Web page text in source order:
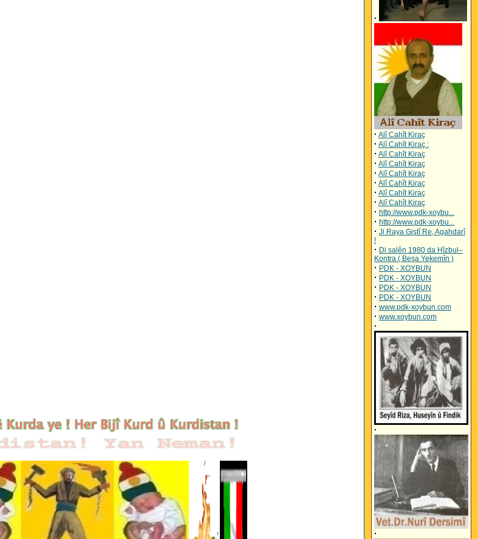
·
· Alî Cahît Kiraç
· Alî Cahît Kiraç :
· Alî Cahît Kiraç
· Alî Cahît Kiraç
· Alî Cahît Kiraç
· Alî Cahît Kiraç
· Alî Cahît Kiraç
· Alî Cahît Kiraç
· http://www.pdk-xoybu...
· http://www.pdk-xoybu...
· Ji Raya Giştî Re, Agahdarî
!
· Di salên 1980 da Hîzbul–
Kontra ( Beşa Yekemîn )
· PDK - XOYBUN
· PDK - XOYBUN
· PDK - XOYBUN
· PDK - XOYBUN
· www.pdk-xoybun.com
· www.xoybun.com
·
·
·